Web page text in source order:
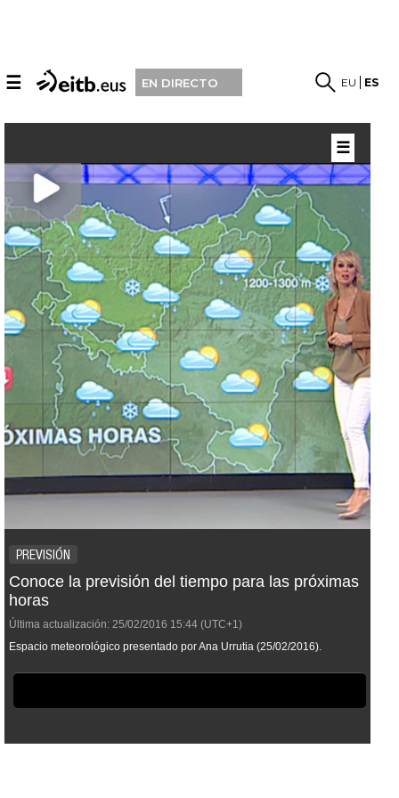
☰ EN DIRECTO EU ES
PREVISIÓN
Conoce la previsión del tiempo para las próximas
horas
Última actualización: 25/02/2016 15:44 (UTC+1)
Espacio meteorológico presentado por Ana Urrutia (25/02/2016).
☰